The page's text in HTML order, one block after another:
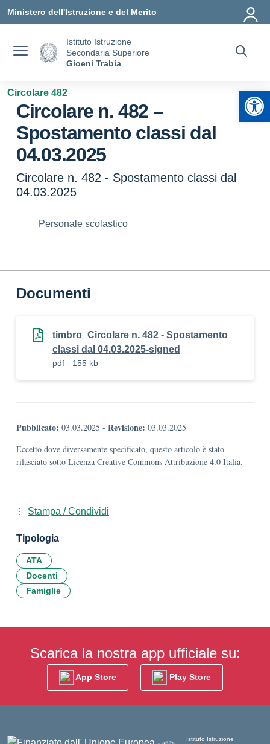
Ministero dell'Istruzione e del Merito
Istituto Istruzione
Secondaria Superiore
Gioeni Trabia
Circolare 482
Circolare n. 482 –
Spostamento classi dal
04.03.2025
Circolare n. 482 - Spostamento classi dal
04.03.2025
Personale scolastico
Documenti
timbro_Circolare n. 482 - Spostamento
classi dal 04.03.2025-signed
pdf - 155 kb
Pubblicato: 03.03.2025 - Revisione: 03.03.2025
Eccetto dove diversamente specificato, questo articolo è stato
rilasciato sotto Licenza Creative Commons Attribuzione 4.0 Italia.
Stampa / Condividi
Tipologia
ATA
Docenti
Famiglie
Scarica la nostra app ufficiale su:
App Store Play Store
Istituto Istruzione